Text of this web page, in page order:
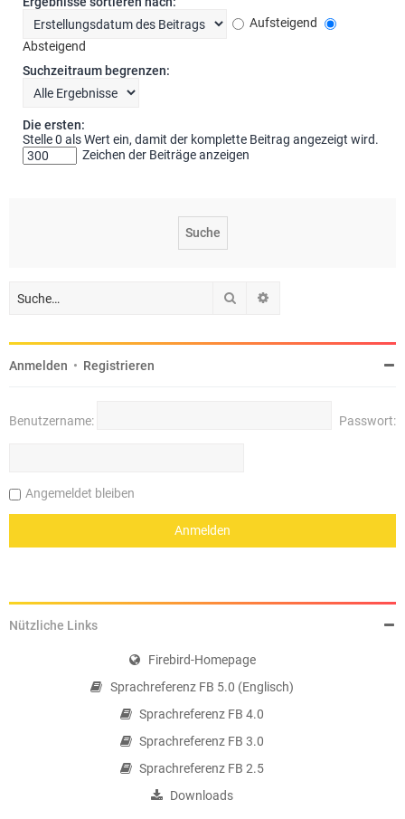
Aufsteigend
Absteigend
Suchzeitraum begrenzen:
Die ersten:
Stelle 0 als Wert ein, damit der komplette Beitrag angezeigt wird.
Zeichen der Beiträge anzeigen
Suche
Anmelden • Registrieren
Benutzername: Passwort:
Angemeldet bleiben
Nützliche Links
Firebird-Homepage
Sprachreferenz FB 5.0 (Englisch)
Sprachreferenz FB 4.0
Sprachreferenz FB 3.0
Sprachreferenz FB 2.5
Downloads